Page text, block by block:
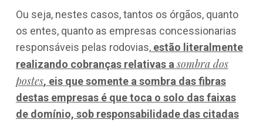
Ou seja, nestes casos, tantos os órgãos, quanto
os entes, quanto as empresas concessionarias
responsáveis pelas rodovias,estão literalmente
realizando cobranças relativas asombra dos
postes, eis que somente a sombra das fibras
destas empresas é que toca o solo das faixas
de domínio, sob responsabilidade das citadas